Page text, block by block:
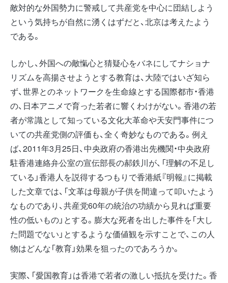
敵対的な外国勢力に警戒して共産党を中心に団結しよう
という気持ちが自然に湧くはずだと、北京は考えたよう
である。
しかし、外国への敵愾心と猜疑心をバネにしてナショナ
リズムを高揚させようとする教育は、大陸ではいざ知ら
ず、世界とのネットワークを生命線とする国際都市・香港
の、日本アニメで育った若者に響くわけがない。香港の若
者が常識として知っている文化大革命や天安門事件につ
いての共産党側の評価も、全く奇妙なものである。例え
ば、2011年3月25日、中央政府の香港出先機関・中央政府
駐香港連絡弁公室の宣伝部長の郝鉄川が、「理解の不足し
ている」香港人を説得するつもりで香港紙『明報』に掲載
した文章では、「文革は母親が子供を間違って叩いたよう
なものであり、共産党60年の統治の功績から見れば重要
性の低いもの」とする。膨大な死者を出した事件を「大し
た問題でない」とするような価値観を示すことで、この人
物はどんな「教育」効果を狙ったのであろうか。
実際、「愛国教育」は香港で若者の激しい抵抗を受けた。香